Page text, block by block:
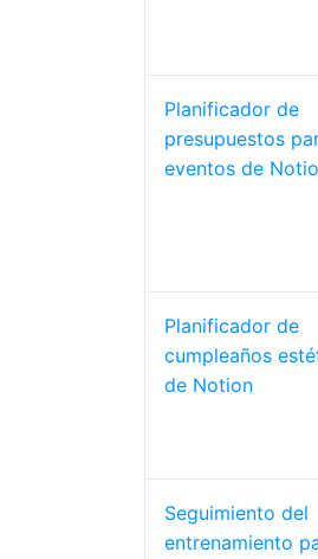
Planificador de
presupuestos
eventos de
Planificador de
cumpleaños
de Notion
Seguimiento del
entrenamiento